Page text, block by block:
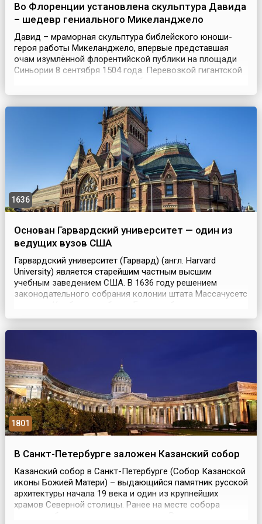
Во Флоренции установлена скульптура Давида
– шедевр гениального Микеланджело
Давид – мраморная скульптура библейского юноши-
героя работы Микеланджело, впервые представшая
очам изумлённой флорентийской публики на площади
Синьории 8 сентября 1504 года. Перевозкой гигантской
руководил Леонардо да Винчи. Скульптура была
шерстью. Мастер работал над ней 2 года. Статуя
1636
Основан Гарвардский университет — один из
ведущих вузов США
Гарвардский университет (Гарвард) (англ. Harvard
University) является старейшим частным высшим
учебным заведением США. В 1636 году решением
законодательного собрания колонии штата Массачусетс
колледж. В 1639 году колледжу было дано имя его
1801
В Санкт-Петербурге заложен Казанский собор
Казанский собор в Санкт-Петербурге (Собор Казанской
иконы Божией Матери) – выдающийся памятник русской
архитектуры начала 19 века и один из крупнейших
храмов Северной столицы. Ранее на месте собора